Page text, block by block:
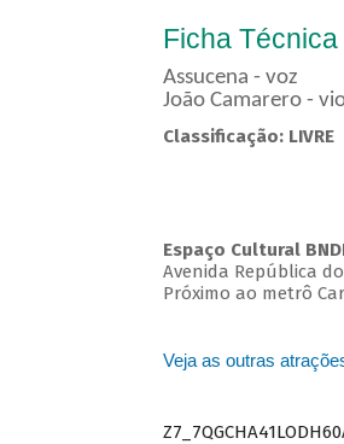
Ficha Técnica
Assucena - voz
João Camarero -
Classificação: LIVRE
Espaço Cultural
Avenida República
Próximo ao metrô
Veja as outras